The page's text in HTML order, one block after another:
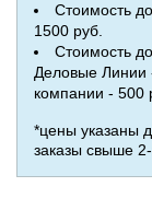
Стоимость
1500 руб.
Стоимость
Деловые Линии
компании - 500
*цены указаны
заказы свыше